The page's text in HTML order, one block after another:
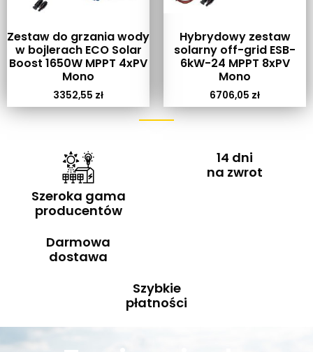
Zestaw do grzania wody
w bojlerach ECO Solar
Boost 1650W MPPT 4xPV
Mono
3352,55 zł
Hybrydowy zestaw
solarny off-grid ESB-
6kW-24 MPPT 8xPV
Mono
6706,05 zł
Szeroka gama
producentów
14 dni
na zwrot
Darmowa
dostawa
Szybkie
płatności